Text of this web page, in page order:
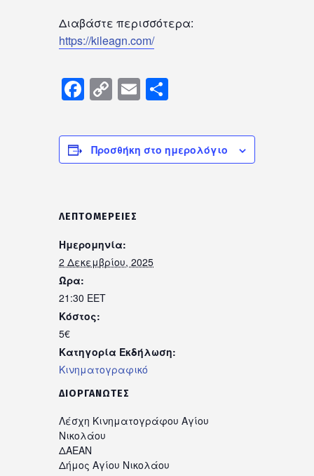
Διαβάστε περισσότερα:
https://kileagn.com/
Facebook
Copy
Link
Email
Προσθήκη στο ημερολόγιο
ΛΕΠΤΟΜΈΡΕΙΕΣ
Ημερομηνία:
2 Δεκεμβρίου, 2025
Ώρα:
21:30 EET
Κόστος:
5€
Κατηγορία Εκδήλωση:
Κινηματογραφικό
ΔΙΟΡΓΑΝΩΤΈΣ
Λέσχη Κινηματογράφου Αγίου
Νικολάου
ΔΑΕΑΝ
Δήμος Αγίου Νικολάου